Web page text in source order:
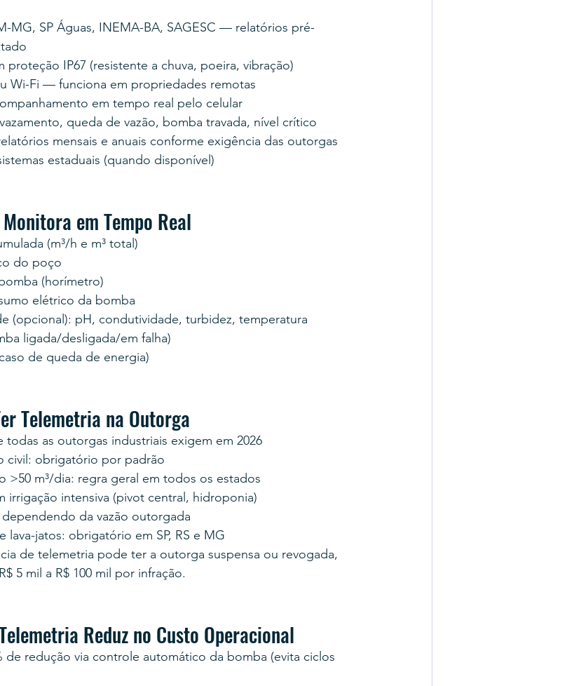
MG, SP Águas, INEMA-BA, SAGESC — relatórios pré-
proteção IP67 (resistente a chuva, poeira, vibração)
Wi-Fi — funciona em propriedades remotas
em tempo real pelo celular
queda de vazão, bomba travada, nível crítico
mensais e anuais conforme exigência das outorgas
estaduais (quando disponível)
em Tempo Real
(m³/h e m³ total)
do poço
(horímetro)
elétrico da bomba
(opcional): pH, condutividade, turbidez, temperatura
ligada/desligada/em falha)
de queda de energia)
Telemetria na Outorga
todas as outorgas industriais exigem em 2026
civil: obrigatório por padrão
>50 m³/dia: regra geral em todos os estados
irrigação intensiva (pivot central, hidroponia)
da vazão outorgada
lava-jatos: obrigatório em SP, RS e MG
de telemetria pode ter a outorga suspensa ou revogada,
5 mil a R$ 100 mil por infração.
Reduz no Custo Operacional
de redução via controle automático da bomba (evita ciclos